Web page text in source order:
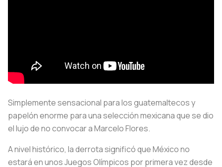
Simplemente sensacional para los guatemaltecos y
papelón enorme para una selección mexicana que se dio
el lujo de no convocar a Marcelo Flores.
A nivel histórico, la derrota significó que México no
estará en unos Juegos Olímpicos por primera vez desde